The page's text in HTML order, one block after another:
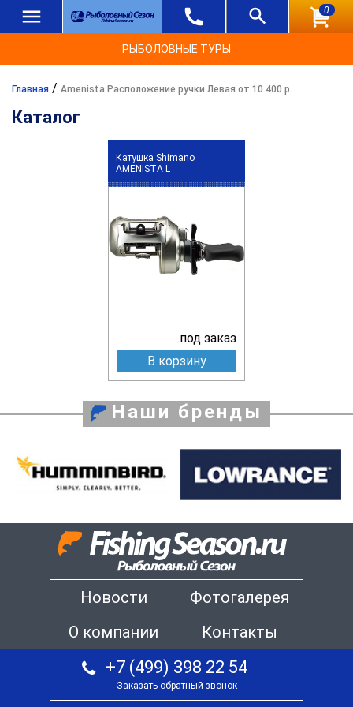
0
РЫБОЛОВНЫЕ ТУРЫ
Главная / Amenista Расположение ручки Левая от 10 400 р.
Каталог
Катушка Shimano
AMENISTA L
под заказ
В корзину
Наши бренды
Новости
Фотогалерея
О компании
Контакты
+7 (499) 398 22 54
Заказать обратный звонок